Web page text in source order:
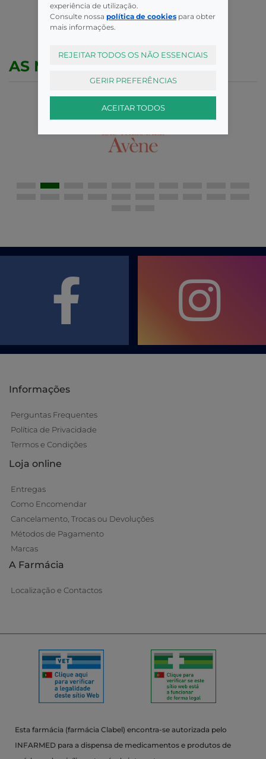
AS MELHORES MARCAS
Informações
Perguntas Frequentes
Política de Privacidade
Termos e Condições
Loja online
Entregas
Como Encomendar
Cancelamento, Trocas ou Devoluções
Métodos de Pagamento
Marcas
A Farmácia
Localização e Contactos
Esta farmácia (farmácia Clabel) encontra-se autorizada pelo
INFARMED para a dispensa de medicamentos e produtos de
experiência de utilização.
Consulte nossa política de cookies para obter
mais informações.
REJEITAR TODOS OS NÃO ESSENCIAIS
GERIR PREFERÊNCIAS
ACEITAR TODOS